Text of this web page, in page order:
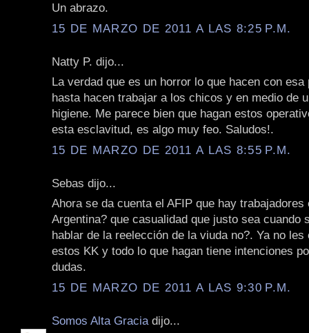
Un abrazo.
15 DE MARZO DE 2011 A LAS 8:25 P.M.
Natty P. dijo...
La verdad que es un horror lo que hacen con esa
hasta hacen trabajar a los chicos y en medio de
higiene. Me parece bien que hagan estos
esta esclavitud, es algo muy feo. Saludos!.
15 DE MARZO DE 2011 A LAS 8:55 P.M.
Sebas dijo...
Ahora se da cuenta el AFIP que hay trabajadores
Argentina? que casualidad que justo sea cuando
hablar de la reelección de la viuda no?. Ya no les
estos KK y todo lo que hagan tiene intenciones
dudas.
15 DE MARZO DE 2011 A LAS 9:30 P.M.
Somos Alta Gracia dijo...